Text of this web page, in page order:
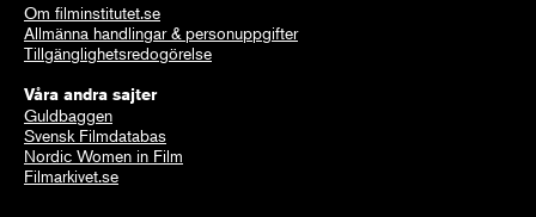
Om filminstitutet.se
Allmänna handlingar & personuppgifter
Tillgänglighetsredogörelse
Våra andra sajter
Guldbaggen
Svensk Filmdatabas
Nordic Women in Film
Filmarkivet.se